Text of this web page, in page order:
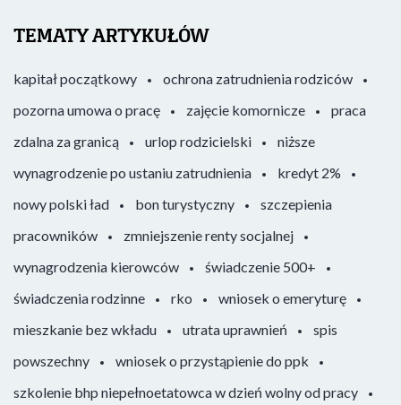
TEMATY ARTYKUŁÓW
kapitał początkowy
ochrona zatrudnienia rodziców
pozorna umowa o pracę
zajęcie komornicze
praca
zdalna za granicą
urlop rodzicielski
niższe
wynagrodzenie po ustaniu zatrudnienia
kredyt 2%
nowy polski ład
bon turystyczny
szczepienia
pracowników
zmniejszenie renty socjalnej
wynagrodzenia kierowców
świadczenie 500+
świadczenia rodzinne
rko
wniosek o emeryturę
mieszkanie bez wkładu
utrata uprawnień
spis
powszechny
wniosek o przystąpienie do ppk
szkolenie bhp niepełnoetatowca w dzień wolny od pracy